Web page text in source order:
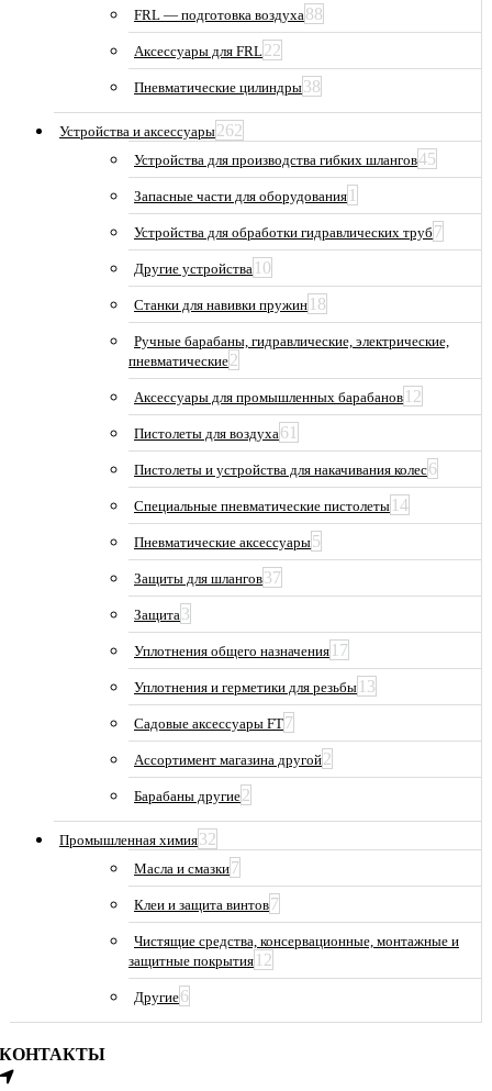
FRL — подготовка воздуха88
Аксессуары для FRL22
Пневматические цилиндры38
Устройства и аксессуары262
Устройства для производства гибких шлангов45
Запасные части для оборудования 1
Устройства для обработки гидравлических труб 7
Другие устройства 10
Станки для навивки пружин 18
Ручные барабаны, гидравлические, электрические,
пневматические2
Аксессуары для промышленных барабанов 12
Пистолеты для воздуха61
Пистолеты и устройства для накачивания колес6
Специальные пневматические пистолеты 14
Пневматические аксессуары5
Защиты для шлангов37
Защита3
Уплотнения общего назначения 17
Уплотнения и герметики для резьбы 13
Садовые аксессуары FT7
Ассортимент магазина другой2
Барабаны другие2
Промышленная химия32
Масла и смазки7
Клеи и защита винтов7
Чистящие средства, консервационные, монтажные и
защитные покрытия 12
Другие6
КОНТАКТЫ